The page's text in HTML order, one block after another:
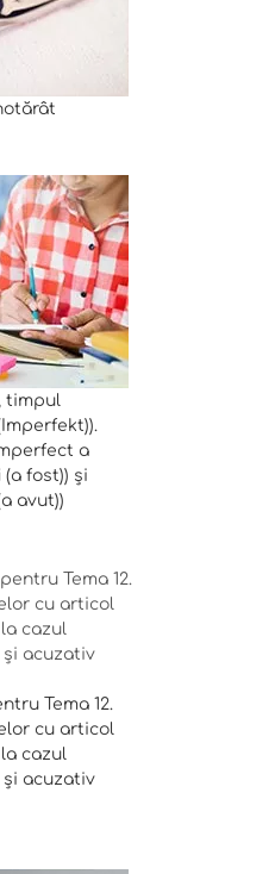
timpul
a
(a fost)) și
avut))
Tema 12.
cu articol
cazul
și acuzativ